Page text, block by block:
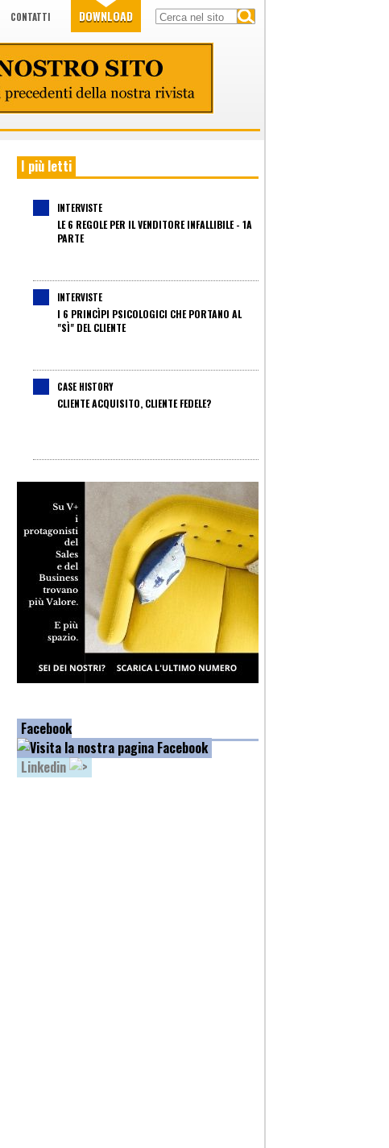
CONTATTI DOWNLOAD
I più letti
INTERVISTE
LE 6 REGOLE PER IL VENDITORE INFALLIBILE - 1A
PARTE
INTERVISTE
I 6 PRINCÌPI PSICOLOGICI CHE PORTANO AL
"SÌ" DEL CLIENTE
CASE HISTORY
CLIENTE ACQUISITO, CLIENTE FEDELE?
Facebook
Linkedin